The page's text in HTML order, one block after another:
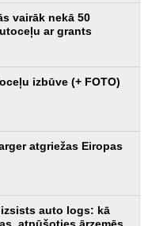
vairāk nekā 50
ar grants
izbūve (+ FOTO)
atgriežas Eiropas
auto logs: kā